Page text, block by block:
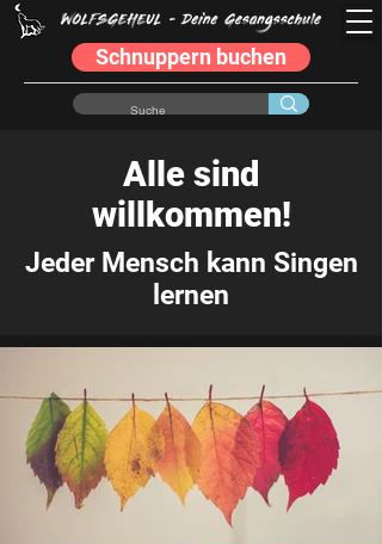
Schnuppern buchen
Alle sind
willkommen!
Jeder Mensch kann Singen
lernen